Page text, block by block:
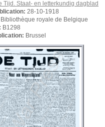
Tijd. Staat- en letterkundig dagblad
28-10-1918
Bibliothèque royale de Belgique
B1298
Brussel